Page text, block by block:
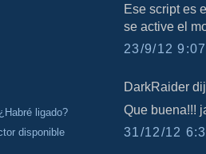
ligado?
disponible
Ese script es
se active el
23/9/12
DarkRaider
Que buena!!!
31/12/12